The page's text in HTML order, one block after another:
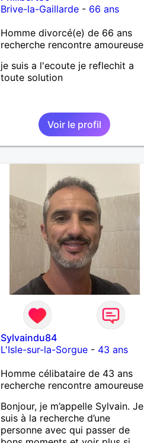
Brive-la-Gaillarde- 66 ans
Homme divorcé(e) de 66 ans
recherche rencontre amoureuse
je suis a l'ecoute je reflechit a
toute solution
Voir le profil
Sylvaindu84
L'Isle-sur-la-Sorgue- 43 ans
Homme célibataire de 43 ans
recherche rencontre amoureuse
Bonjour, je m’appelle Sylvain. Je
suis à la recherche d’une
personne avec qui passer de